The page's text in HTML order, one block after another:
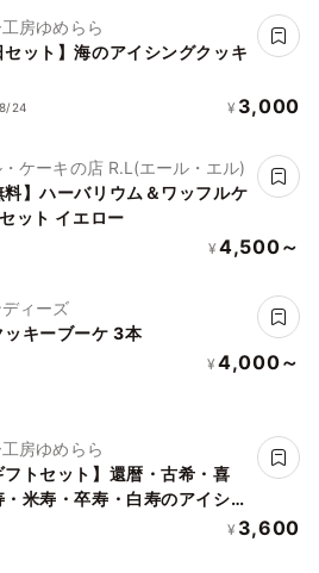
房ゆめらら
セット】海のアイシングクッキ
24 ¥ 3,000
ケーキの店 R.L(エール・エル)
料】ハーバリウム＆ワッフルケ
ット イエロー
¥ 4,500～
ィーズ
ッキーブーケ 3本
¥ 4,000～
房ゆめらら
フトセット】還暦・古希・喜
米寿・卒寿・白寿のアイシン
セット
¥ 3,600